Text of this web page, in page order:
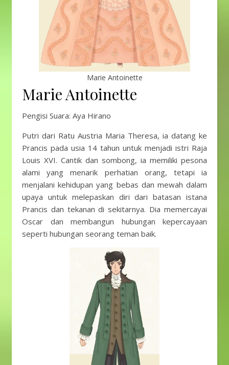
Marie Antoinette
Marie Antoinette
Pengisi Suara: Aya Hirano
Putri dari Ratu Austria Maria Theresa, ia datang ke
Prancis pada usia 14 tahun untuk menjadi istri Raja
Louis XVI. Cantik dan sombong, ia memiliki pesona
alami yang menarik perhatian orang, tetapi ia
menjalani kehidupan yang bebas dan mewah dalam
upaya untuk melepaskan diri dari batasan istana
Prancis dan tekanan di sekitarnya. Dia memercayai
Oscar dan membangun hubungan kepercayaan
seperti hubungan seorang teman baik.